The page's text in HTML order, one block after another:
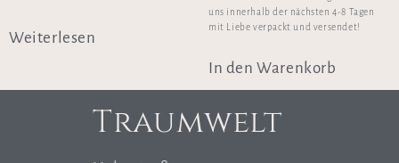
Weiterlesen
uns innerhalb der nächsten 4-8 Tagen
mit Liebe verpackt und versendet!
In den Warenkorb
Traumwelt